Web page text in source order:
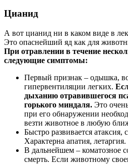
Цианид
А вот цианид ни в каком виде в
Это опаснейший яд как для
При отравлении в течение
следующие симптомы:
Первый признак – одышка,
гипервентиляции легких.
дыханию отравившегося
горького миндаля. Это
при его обнаружении
везти животное в любую
Быстро развивается атаксия,
Характерна апатия, летаргия.
В дальнейшем – коматозное
смерть. Если животному